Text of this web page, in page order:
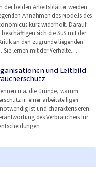
der beiden Arbeitsblätter werden
Annahmen des Modells des
kurz widerholt. Darauf
sich die SuS mit der
an den zugrunde liegenden
Sie lernen mit der Verhalte…
und Leitbild
u.a. die Gründe, warum
in einer arbeitsteiligen
ist und charakterisieren
des Verbrauchers für